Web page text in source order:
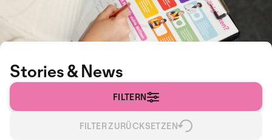
Stories & News
FILTERN
FILTER ZURÜCKSETZEN